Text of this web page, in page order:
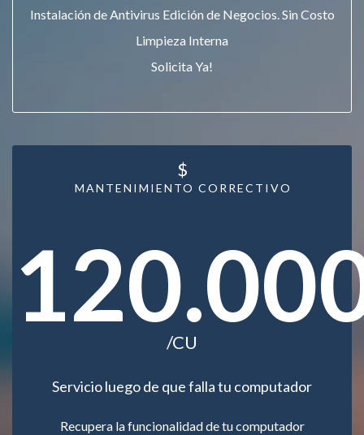
Instalación de Antivirus Edición de Negocios. Sin Costo
Limpieza Interna
Solicita Ya!
MANTENIMIENTO CORRECTIVO
$
/CU
Servicio luego de que falla tu computador
Recupera la funcionalidad de tu computador